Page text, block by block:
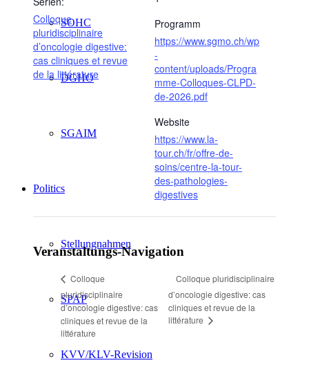
SOHC
DGHO
SGAIM
Politics
Stellungnahmen
SPAP
KVV/KLV-Revision
Colloque
pluridisciplinaire
d’oncologie digestive:
cas cliniques et revue
de la littérature
Programm
https://www.sgmo.ch/wp
-
content/uploads/Progra
mme-Colloques-CLPD-
de-2026.pdf
Website
https://www.la-
tour.ch/fr/offre-de-
soins/centre-la-tour-
des-pathologies-
digestives
Veranstaltungs-Navigation
Colloque
pluridisciplinaire
d’oncologie digestive: cas
cliniques et revue de la
littérature
Colloque pluridisciplinaire
d’oncologie digestive: cas
cliniques et revue de la
littérature